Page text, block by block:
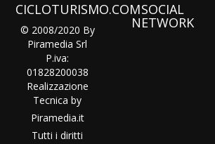
CICLOTURISMO.COM
© 2008/2020 By
Piramedia Srl
P.iva:
01828200038
Realizzazione
Tecnica by
Piramedia.it
Tutti i diritti
SOCIAL
NETWORK